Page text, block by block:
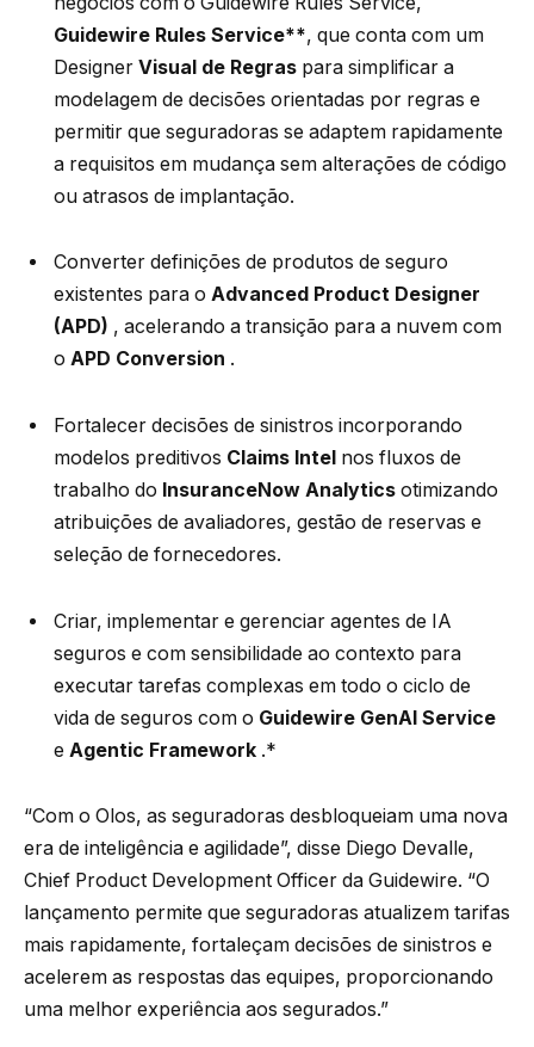
Guidewire Rules Service**, que conta com um
Designer Visual de Regras para simplificar a
modelagem de decisões orientadas por regras e
permitir que seguradoras se adaptem rapidamente
a requisitos em mudança sem alterações de código
ou atrasos de implantação.
Converter definições de produtos de seguro
existentes para o Advanced Product Designer
(APD) , acelerando a transição para a nuvem com
o APD Conversion .
Fortalecer decisões de sinistros incorporando
modelos preditivos Claims Intel nos fluxos de
trabalho do InsuranceNow Analytics otimizando
atribuições de avaliadores, gestão de reservas e
seleção de fornecedores.
Criar, implementar e gerenciar agentes de IA
seguros e com sensibilidade ao contexto para
executar tarefas complexas em todo o ciclo de
vida de seguros com o Guidewire GenAI Service
e Agentic Framework .*
“Com o Olos, as seguradoras desbloqueiam uma nova
era de inteligência e agilidade”, disse Diego Devalle,
Chief Product Development Officer da Guidewire. “O
lançamento permite que seguradoras atualizem tarifas
mais rapidamente, fortaleçam decisões de sinistros e
acelerem as respostas das equipes, proporcionando
uma melhor experiência aos segurados.”